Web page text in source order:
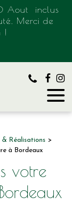
Aout inclus
Merci de
!
& Réalisations
à Bordeaux
votre